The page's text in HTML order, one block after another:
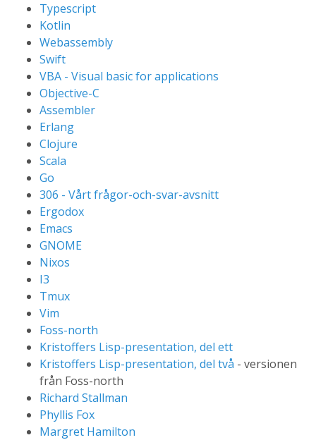
Typescript
Kotlin
Webassembly
Swift
VBA - Visual basic for applications
Objective-C
Assembler
Erlang
Clojure
Scala
Go
306 - Vårt frågor-och-svar-avsnitt
Ergodox
Emacs
GNOME
Nixos
I3
Tmux
Vim
Foss-north
Kristoffers Lisp-presentation, del ett
Kristoffers Lisp-presentation, del två - versionen
från Foss-north
Richard Stallman
Phyllis Fox
Margret Hamilton